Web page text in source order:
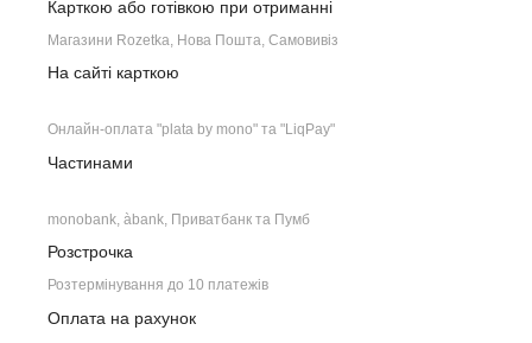
Карткою або готівкою при отриманні
Магазини Rozetka, Нова Пошта, Самовивіз
На сайті карткою
Онлайн-оплата "plata by mono" та "LiqPay"
Частинами
monobank, àbank, Приватбанк та Пумб
Розстрочка
Розтермінування до 10 платежів
Оплата на рахунок